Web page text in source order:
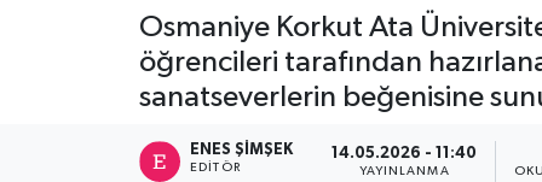
Osmaniye Korkut Ata
öğrencileri tarafından
sanatseverlerin beğenisine
ENES ŞIMŞEK
EDITÖR
14.05.2026 - 11:40
YAYINLANMA
RESMİ İLANLAR
Son Dakika Haberleri
Haber Arşivi